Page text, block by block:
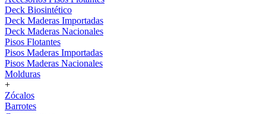
Deck Biosintético
Deck Maderas Importadas
Deck Maderas Nacionales
Pisos Flotantes
Pisos Maderas Importadas
Pisos Maderas Nacionales
Molduras
+
Zócalos
Barrotes